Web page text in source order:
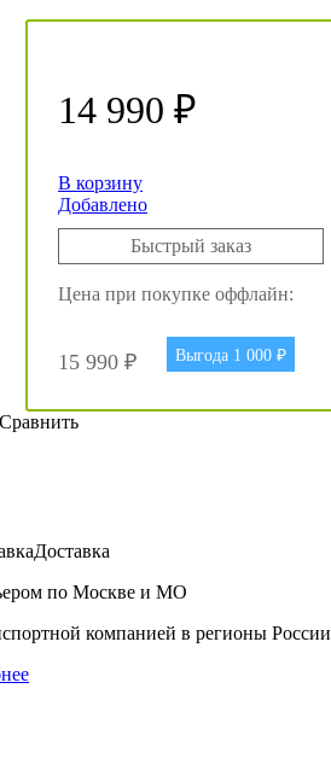
14 990 ₽
В корзину
Добавлено
Быстрый заказ
Цена при покупке оффлайн:
15 990 ₽ Выгода 1 000 ₽
Сравнить
Доставка
по Москве и МО
компанией в регионы России